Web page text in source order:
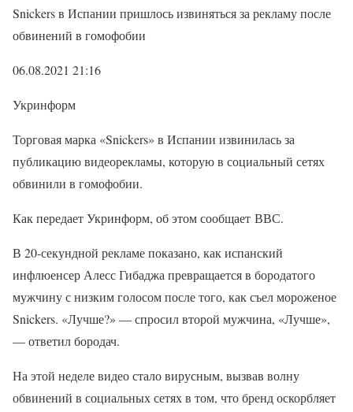
Snickers в Испании пришлось извиняться за рекламу после
обвинений в гомофобии
06.08.2021 21:16
Укринформ
Торговая марка «Snickers» в Испании извинилась за
публикацию видеорекламы, которую в социальный сетях
обвинили в гомофобии.
Как передает Укринформ, об этом сообщает ВВС.
В 20-секундной рекламе показано, как испанский
инфлюенсер Алесс Гибаджа превращается в бородатого
мужчину с низким голосом после того, как съел мороженое
Snickers. «Лучше?» — спросил второй мужчина, «Лучше»,
— ответил бородач.
На этой неделе видео стало вирусным, вызвав волну
обвинений в социальных сетях в том, что бренд оскорбляет